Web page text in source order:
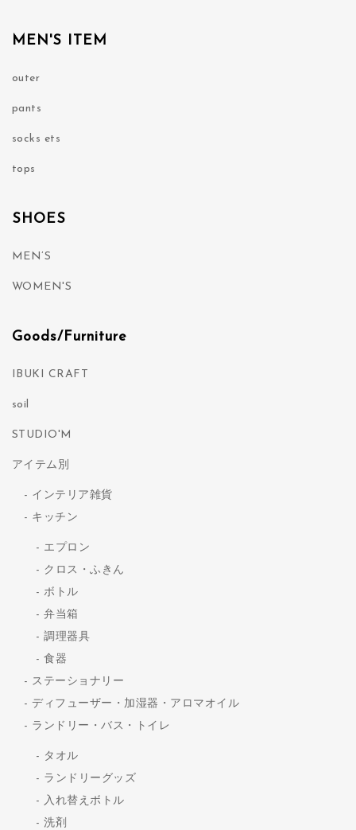
MEN'S ITEM
outer
pants
socks ets
tops
SHOES
MEN’S
WOMEN'S
Goods/Furniture
IBUKI CRAFT
soil
STUDIO'M
アイテム別
インテリア雑貨
キッチン
エプロン
クロス・ふきん
ボトル
弁当箱
調理器具
食器
ステーショナリー
ディフューザー・加湿器・アロマオイル
ランドリー・バス・トイレ
タオル
ランドリーグッズ
入れ替えボトル
洗剤